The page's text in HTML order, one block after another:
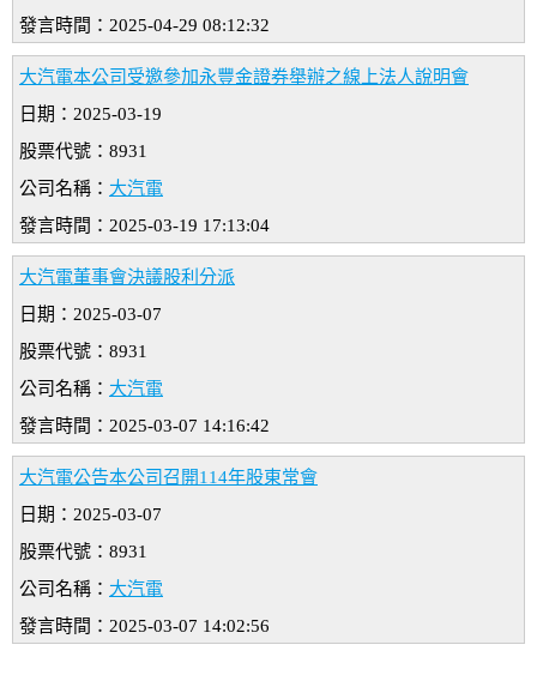
發言時間：2025-04-29 08:12:32
大汽電本公司受邀參加永豐金證券舉辦之線上法人說明會
日期：2025-03-19
股票代號：8931
公司名稱： 大汽電
發言時間：2025-03-19 17:13:04
大汽電董事會決議股利分派
日期：2025-03-07
股票代號：8931
公司名稱： 大汽電
發言時間：2025-03-07 14:16:42
大汽電公告本公司召開114年股東常會
日期：2025-03-07
股票代號：8931
公司名稱： 大汽電
發言時間：2025-03-07 14:02:56